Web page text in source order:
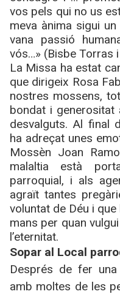
vos pels qui no us
meva ànima sigui
vana passió
vós…» (Bisbe Torras
La Missa ha estat
que dirigeix Rosa
nostres mossens,
bondat i generositat
desvalguts. Al final
ha adreçat unes
Mossèn Joan
malaltia està
parroquial, i als
agraït tantes
voluntat de Déu i
mans per quan
l’eternitat.
Sopar al Local
Després de fer
amb moltes de les